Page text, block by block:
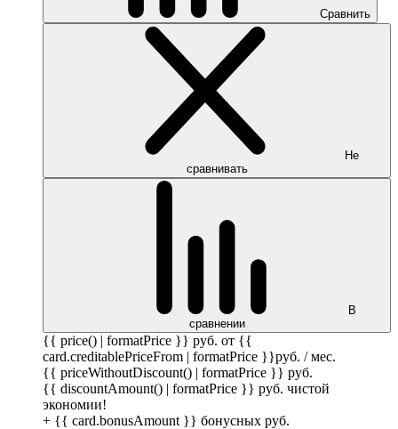
Сравнить
Не
сравнивать
В
сравнении
{{ price() | formatPrice }} руб. от {{
card.creditablePriceFrom | formatPrice }}руб. / мес.
{{ priceWithoutDiscount() | formatPrice }} руб.
{{ discountAmount() | formatPrice }} руб. чистой
экономии!
+ {{ card.bonusAmount }} бонусных руб.